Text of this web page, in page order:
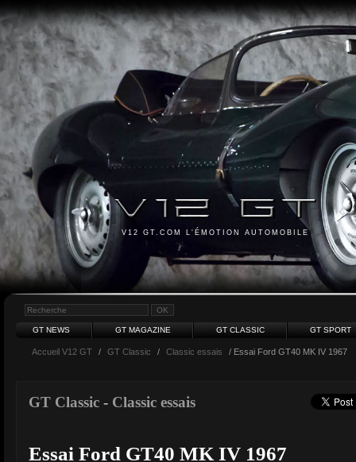
V12 GT.COM L'ÉMOTION AUTOMOBILE
GT NEWS GT MAGAZINE GT CLASSIC GT SPORT
Accueil V12 GT / GT Classic / Classic essais / Essai Ford GT40 MK IV 1967
GT Classic - Classic essais
Essai Ford GT40 MK IV 1967